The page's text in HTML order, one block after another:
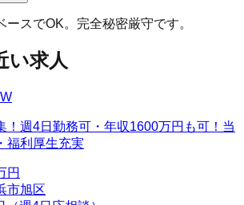
ースでOK。完全秘密厳守です。
い求人
！週4日勤務可・年収1600万円も可！当
福利厚生充実
円
市旭区